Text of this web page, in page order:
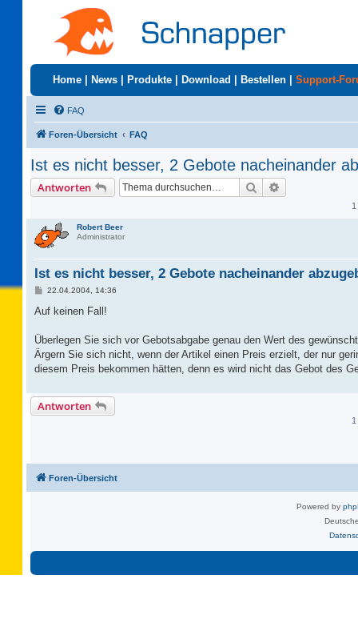
Home News Produkte Download Bestellen Support-
FAQ
Foren-Übersicht FAQ
Ist es nicht besser, 2 Gebote nacheinander
Antworten Suche
Robert Beer
Administrator
Ist es nicht besser, 2 Gebote nacheinander
B
a
22.04.2004, 14:36
Auf keinen Fall!
Überlegen Sie sich vor Gebotsabgabe genau den Wert des
Ärgern Sie sich nicht, wenn der Artikel einen Preis erzielt, der nur
diesem Preis bekommen hätten, denn es wird nicht das Gebot des
Antworten
Foren-Übersicht
Powered by